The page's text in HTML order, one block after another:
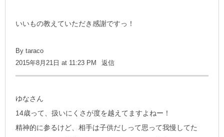
いいもの教えていただき感謝ですっ！
By taraco
2015年8月21日 at 11:23 PM
返信
ゆなさん
14歳って、扱いにくさが度を越えてますよねー！
精神的に参るけど、相手は子供だしって思って我慢してた